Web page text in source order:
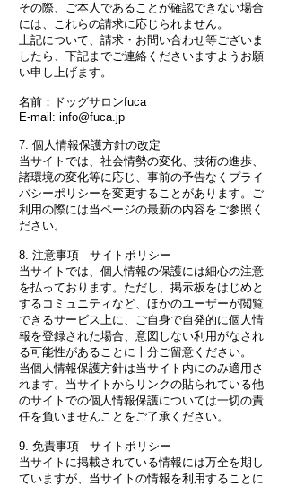
その際、ご本人であることが確認できない場合
には、これらの請求に応じられません。
上記について、請求・お問い合わせ等ございま
したら、下記までご連絡くださいますようお願
い申し上げます。
名前：ドッグサロンfuca
E-mail: info@fuca.jp
7. 個人情報保護方針の改定
当サイトでは、社会情勢の変化、技術の進歩、
諸環境の変化等に応じ、事前の予告なくプライ
バシーポリシーを変更することがあります。ご
利用の際には当ページの最新の内容をご参照く
ださい。
8. 注意事項 - サイトポリシー
当サイトでは、個人情報の保護には細心の注意
を払っております。ただし、掲示板をはじめと
するコミュニティなど、ほかのユーザーが閲覧
できるサービス上に、ご自身で自発的に個人情
報を登録された場合、意図しない利用がなされ
る可能性があることに十分ご留意ください。
当個人情報保護方針は当サイト内にのみ適用さ
れます。当サイトからリンクの貼られている他
のサイトでの個人情報保護については一切の責
任を負いませんことをご了承ください。
9. 免責事項 - サイトポリシー
当サイトに掲載されている情報には万全を期し
ていますが、当サイトの情報を利用することに